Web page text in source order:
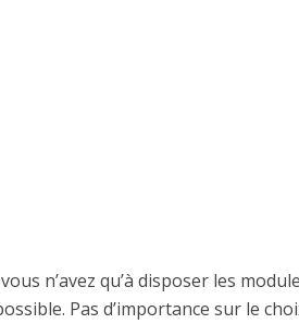
n’avez qu’à disposer les
Pas d’importance sur le